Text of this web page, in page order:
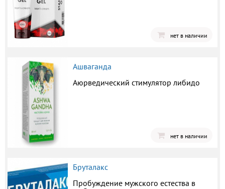
нет в наличии
Ашваганда
Аюрведический стимулятор либидо
нет в наличии
Бруталакс
Пробуждение мужского естества в